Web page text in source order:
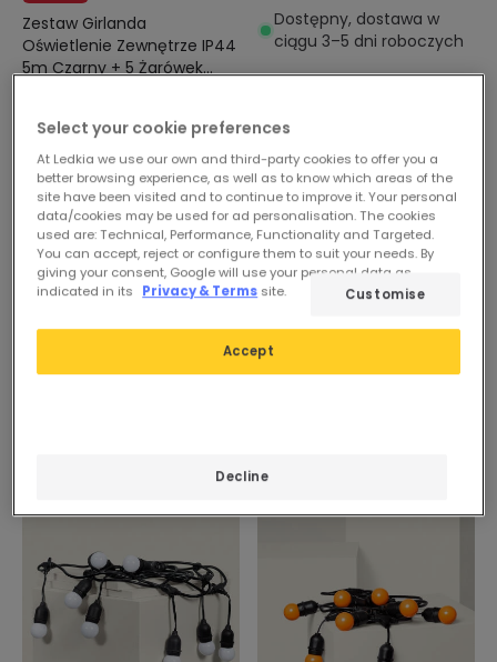
Zestaw Girlanda
Oświetlenie Zewnętrze IP44
5m Czarny + 5 Żarówek
ciągu 4–6 dni roboczych
Dostępny, dostawa w
ciągu 3–5 dni roboczych
Select your cookie preferences
At Ledkia we use our own and third-party cookies to offer you a
better browsing experience, as well as to know which areas of the
site have been visited and to continue to improve it. Your personal
data/cookies may be used for ad personalisation. The cookies
used are: Technical, Performance, Functionality and Targeted.
You can accept, reject or configure them to suit your needs. By
giving your consent, Google will use your personal data as
indicated in its
Privacy & Terms site.
Decline
Accept
Customise